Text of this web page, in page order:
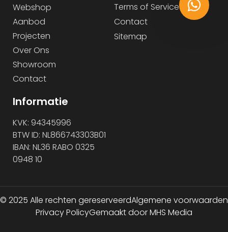
Webshop
Aanbod
Projecten
Over Ons
Showroom
Contact
Terms of Service
Contact
Sitemap
Informatie
KVK: 94345996
BTW ID: NL866743303B01
IBAN: NL36 RABO 0325
0948 10
© 2025 Alle rechten gereserveerdAlgemene voorwaarden
Privacy PolicyGemaakt door MHS Media